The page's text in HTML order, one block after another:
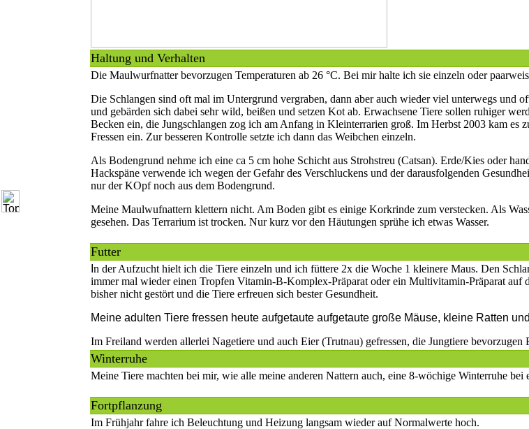
Haltung und Verhalten
Die Maulwurfnatter bevorzugen Temperaturen ab 26 °C. Bei mir halte ich sie einzeln oder
Die Schlangen sind oft mal im Untergrund vergraben, dann aber auch wieder viel unterwegs und
und gebärden sich dabei sehr wild, beißen und setzen Kot ab. Erwachsene Tiere sollen ruhiger
Becken ein, die Jungschlangen zog ich am Anfang in Kleinterrarien groß. Im Herbst 2003 kam es
Fressen ein. Zur besseren Kontrolle setzte ich dann das Weibchen einzeln.
Als Bodengrund nehme ich eine ca 5 cm hohe Schicht aus Strohstreu (Catsan). Erde/Kies oder
Hackspäne verwende ich wegen der Gefahr des Verschluckens und der darausfolgenden
nur der KOpf noch aus dem Bodengrund.
Meine Maulwufnattern klettern nicht. Am Boden gibt es einige Korkrinde zum verstecken. Als
gesehen. Das Terrarium ist trocken. Nur kurz vor den Häutungen sprühe ich etwas Wasser.
Futter
n der Aufzucht hielt ich die Tiere einzeln und ich füttere 2x die Woche 1 kleinere Maus. Den
immer mal wieder einen Tropfen Vitamin-B-Komplex-Präparat oder ein Multivitamin-Präparat auf
bisher nicht gestört und die Tiere erfreuen sich bester Gesundheit.
Meine adulten Tiere fressen heute aufgetaute aufgetaute große Mäuse, kleine Ratten
Im Freiland werden allerlei Nagetiere und auch Eier (Trutnau) gefressen, die Jungtiere bevorzugen
Winterruhe
Meine Tiere machten bei mir, wie alle meine anderen Nattern auch, eine 8-wöchige Winterruhe bei
Fortpflanzung
Im Frühjahr fahre ich Beleuchtung und Heizung langsam wieder auf Normalwerte hoch.